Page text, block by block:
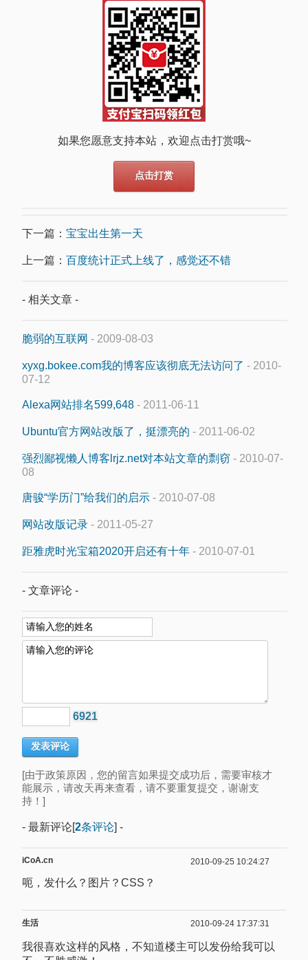
如果您愿意支持本站，欢迎点击打赏哦~
点击打赏
下一篇： 宝宝出生第一天
上一篇： 百度统计正式上线了，感觉还不错
- 相关文章 -
脆弱的互联网 - 2009-08-03
xyxg.bokee.com我的博客应该彻底无法访问了 - 2010-
07-12
Alexa网站排名599,648 - 2011-06-11
Ubuntu官方网站改版了，挺漂亮的 - 2011-06-02
强烈鄙视懒人博客lrjz.net对本站文章的剽窃 - 2010-07-
08
唐骏“学历门”给我们的启示 - 2010-07-08
网站改版记录 - 2011-05-27
距雅虎时光宝箱2020开启还有十年 - 2010-07-01
- 文章评论 -
6921
[由于政策原因，您的留言如果提交成功后，需要审核才
能展示，请改天再来查看，请不要重复提交，谢谢支
持！]
- 最新评论[2条评论] -
iCoA.cn 2010-09-25 10:24:27
呃，发什么？图片？CSS？
生活 2010-09-24 17:37:31
我很喜欢这样的风格，不知道楼主可以发份给我可以